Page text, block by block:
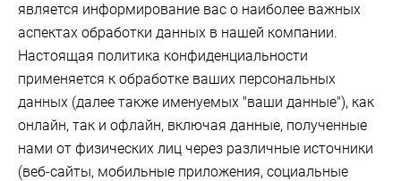
является информирование вас о наиболее важных
аспектах обработки данных в нашей компании.
Настоящая политика конфиденциальности
применяется к обработке ваших персональных
данных (далее также именуемых "ваши данные"), как
онлайн, так и офлайн, включая данные, полученные
нами от физических лиц через различные источники
(веб-сайты, мобильные приложения, социальные